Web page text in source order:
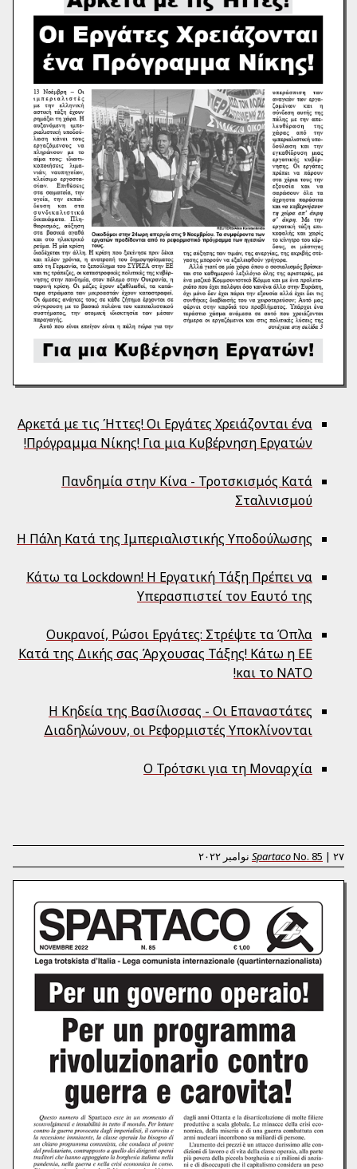
Αρκετά με τις Ήττες! Οι Εργάτες Χρειάζονται ένα
Πρόγραμμα Νίκης! Για μια Κυβέρνηση Εργατών!
Πανδημία στην Κίνα - Τροτσκισμός Κατά
Σταλινισμού
Η Πάλη Κατά της Ιμπεριαλιστικής Υποδούλωσης
Κάτω τα Lockdown! Η Εργατική Τάξη Πρέπει να
Υπερασπιστεί τον Eαυτό της
Ουκρανοί, Ρώσοι Εργάτες: Στρέψτε τα Όπλα
Κατά της Δικής σας Άρχουσας Τάξης! Κάτω η ΕΕ
και το ΝΑΤΟ!
Η Κηδεία της Βασίλισσας - Οι Επαναστάτες
Διαδηλώνουν, οι Ρεφορμιστές Υποκλίνονται
Ο Τρότσκι για τη Μοναρχία
SpartacoNo. 85 | ۲۷ نوامبر ۲۰۲۲